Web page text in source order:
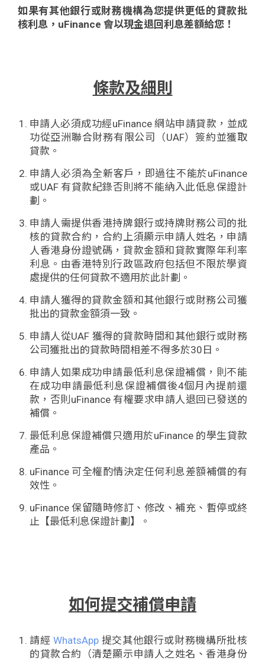
款
計數
網上
私人
貸款
計數
han
Gui
校園
Gui
理財
Gui
貸款
101
如果有其他銀行或財務機構為您提供更低的貸款批
核利息，uFinance 會以現金退回利息差額給您！
條款及細則
申請人必須成功經uFinance 網站申請貸款，並成
功從亞洲聯合財務有限公司（UAF）簽約並獲取
貸款。
申請人必須為全新客戶，即過往不能於uFinance
或UAF 有貸款紀錄否則將不能納入此低息保證計
劃。
申請人需提供香港持牌銀行或持牌財務公司的批
核的貸款合約，合約上須顯示申請人姓名，申請
人香港身份證號碼，貸款金額和貸款實際年利率
利息。由香港特別行政區政府包括但不限於學資
處提供的任何貸款不適用於此計劃。
申請人獲得的貸款金額和其他銀行或財務公司獲
批出的貸款金額須一致。
申請人從UAF 獲得的貸款時間和其他銀行或財務
公司獲批出的貸款時間相差不得多於30日。
申請人如果成功申請最低利息保證補償，則不能
在成功申請最低利息保證補償後4個月內提前還
款，否則uFinance 有權要求申請人退回已發送的
補償。
最低利息保證補償只適用於uFinance 的學生貸款
產品。
uFinance 可全權酌情決定任何利息差額補償的有
效性。
uFinance 保留隨時修訂、修改、補充、暫停或終
止【最低利息保證計劃】。
如何提交補償申請
請經 WhatsApp提交其他銀行或財務機構所批核
的貸款合約（清楚顯示申請人之姓名、香港身份